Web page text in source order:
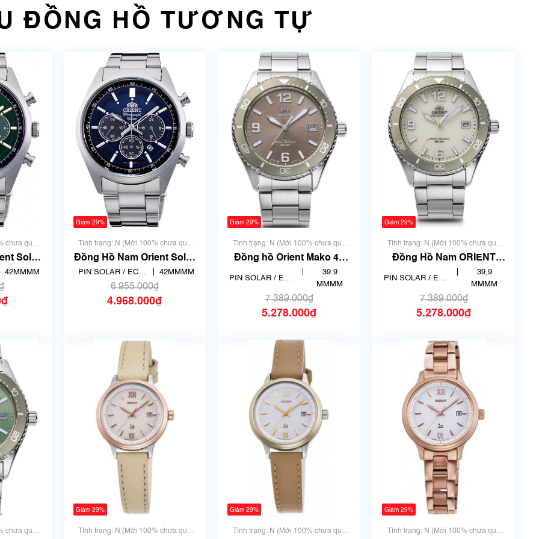
ĐỒNG HỒ TƯƠNG TỰ
chưa qua
Solar
42MMMM
Giảm 29%
Tình trạng: N (Mới 100% chưa qua
sử dụng)
Đồng Hồ Nam Orient Solar
WV-0021TX
PIN SOLAR / ECO
DRIVE
42MMMM
6.955.000₫
4.968.000₫
Giảm 29%
Tình trạng: N (Mới 100% chưa qua
sử dụng)
Đồng hồ Orient Mako 40
RN-WJ0004Y
PIN SOLAR / ECO
39.9
MMMM
7.389.000₫
5.278.000₫
Giảm 29%
Tình trạng: N (Mới 100% chưa qua
sử dụng)
Đồng Hồ Nam ORIENT
Mako RN-WJ0003S
PIN SOLAR / ECO
39,9
MMMM
7.389.000₫
5.278.000₫
chưa qua
Giảm 29%
Tình trạng: N (Mới 100% chưa qua
Giảm 29%
Tình trạng: N (Mới 100% chưa qua
Giảm 29%
Tình trạng: N (Mới 100% chưa qua